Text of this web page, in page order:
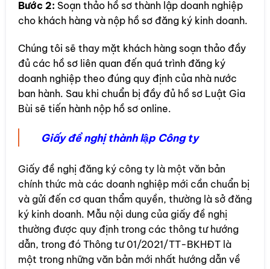
Bước 2: Soạn thảo hồ sơ thành lập doanh nghiệp
cho khách hàng và nộp hồ sơ đăng ký kinh doanh.
Chúng tôi sẽ thay mặt khách hàng soạn thảo đầy
đủ các hồ sơ liên quan đến quá trình đăng ký
doanh nghiệp theo đúng quy định của nhà nước
ban hành. Sau khi chuẩn bị đầy đủ hồ sơ Luật Gia
Bùi sẽ tiến hành nộp hồ sơ online.
Giấy đề nghị thành lập Công ty
Giấy đề nghị đăng ký công ty là một văn bản
chính thức mà các doanh nghiệp mới cần chuẩn bị
và gửi đến cơ quan thẩm quyền, thường là sở đăng
ký kinh doanh. Mẫu nội dung của giấy đề nghị
thường được quy định trong các thông tư hướng
dẫn, trong đó Thông tư 01/2021/TT-BKHĐT là
một trong những văn bản mới nhất hướng dẫn về